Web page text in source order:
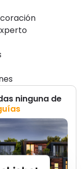
ninguna de